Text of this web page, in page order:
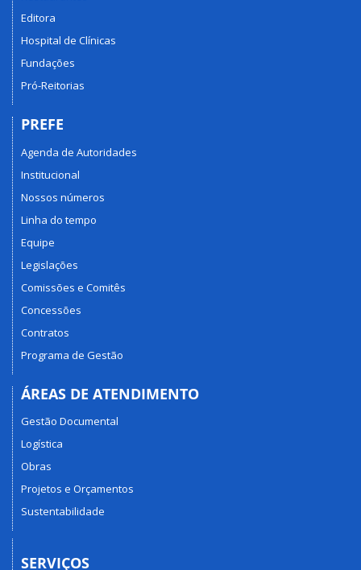
Editora
Hospital de Clínicas
Fundações
Pró-Reitorias
PREFE
Agenda de Autoridades
Institucional
Nossos números
Linha do tempo
Equipe
Legislações
Comissões e Comitês
Concessões
Contratos
Programa de Gestão
ÁREAS DE ATENDIMENTO
Gestão Documental
Logística
Obras
Projetos e Orçamentos
Sustentabilidade
SERVIÇOS